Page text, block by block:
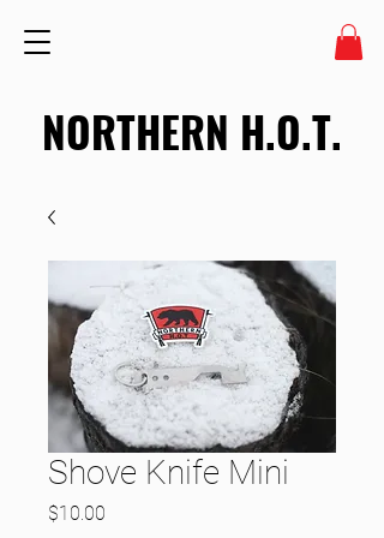
NORTHERN H.O.T.
Shove Knife Mini
$10.00